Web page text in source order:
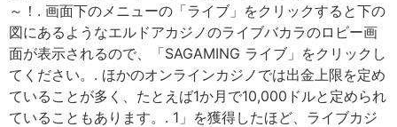
～！. 画面下のメニューの「ライブ」をクリックすると下の
図にあるようなエルドアカジノのライブバカラのロビー画
面が表示されるので、「SAGAMING ライブ」をクリックし
てください。. ほかのオンラインカジノでは出金上限を定め
ていることが多く、たとえば1か月で10,000ドルと定められ
ていることもあります。. 1」を獲得したほど、ライブカジ